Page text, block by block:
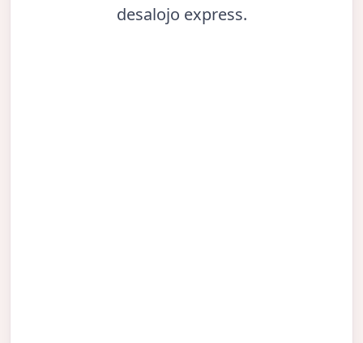
desalojo express.